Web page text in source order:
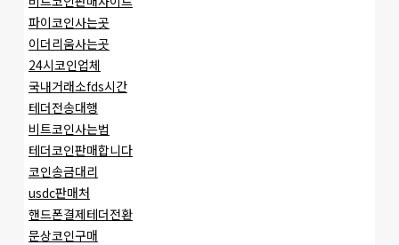
파이코인사는곳
이더리움사는곳
24시코인업체
국내거래소fds시간
테더전송대행
비트코인사는법
테더코인판매합니다
코인송금대리
usdc판매처
핸드폰결제테더전환
문상코인구매